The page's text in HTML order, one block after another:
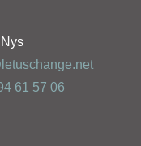
61 57 06